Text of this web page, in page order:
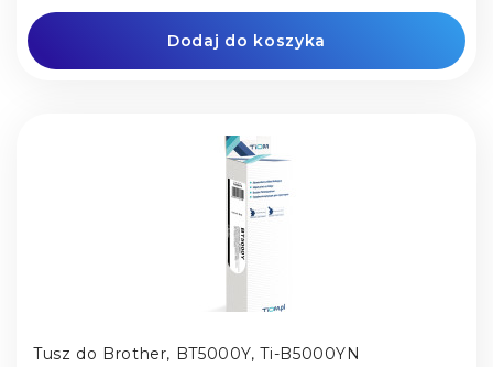
Dodaj do koszyka
Tusz do Brother, BT5000Y, Ti-B5000YN